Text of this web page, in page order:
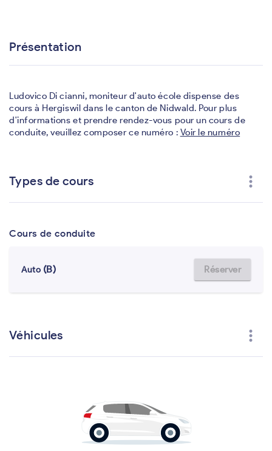
Présentation
Ludovico Di cianni, moniteur d'auto école dispense des
cours à Hergiswil dans le canton de Nidwald. Pour plus
d'informations et prendre rendez-vous pour un cours de
conduite, veuillez composer ce numéro : Voir le numéro
Types de cours more_vert
Cours de conduite
Auto (B) Réserver
Véhicules more_vert